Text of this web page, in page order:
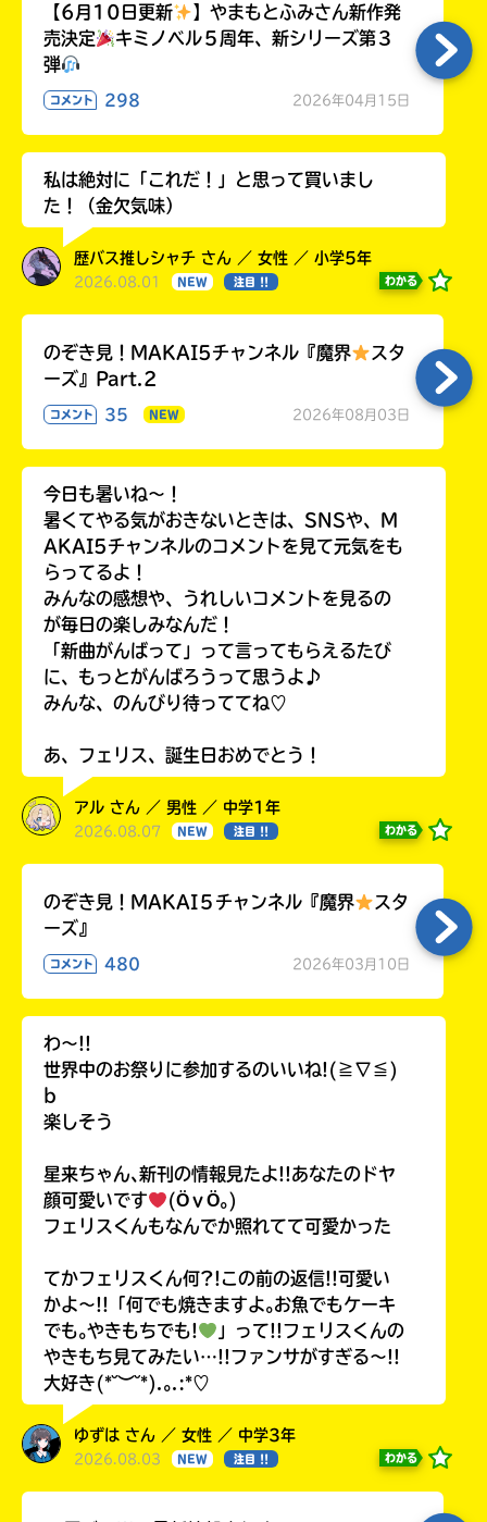
【6月10日更新
】やまもとふみさん新作発
売決定
キミノベル５周年、新シリーズ第３
弾
コメント 298 2026年04月15日
私は絶対に「これだ！」と思って買いまし
た！（金欠気味）
歴バス推しシャチ さん ／ 女性 ／ 小学5年
2026.08.01 NEW 注目 !! わかる
のぞき見！MAKAI5チャンネル『魔界
スタ
ーズ』Part.2
コメント 35 NEW 2026年08月03日
今日も暑いね〜！
暑くてやる気がおきないときは、SNSや、M
AKAI5チャンネルのコメントを見て元気をも
らってるよ！
みんなの感想や、うれしいコメントを見るの
が毎日の楽しみなんだ！
「新曲がんばって」って言ってもらえるたび
に、もっとがんばろうって思うよ♪
みんな、のんびり待っててね♡
あ、フェリス、誕生日おめでとう！
アル さん ／ 男性 ／ 中学1年
2026.08.07 NEW 注目 !! わかる
のぞき見！MAKAI５チャンネル『魔界
スタ
ーズ』
コメント 480 2026年03月10日
わ〜!!
世界中のお祭りに参加するのいいね!(≧∇≦)
b
楽しそう
星来ちゃん､新刊の情報見たよ!!あなたのドヤ
顔可愛いです
(ӦｖӦ｡)
フェリスくんもなんでか照れてて可愛かった
てかフェリスくん何?!この前の返信!!可愛い
かよ〜!!「何でも焼きますよ｡お魚でもケーキ
でも｡やきもちでも!
」って!!フェリスくんの
やきもち見てみたい…!!ファンサがすぎる〜!!
大好き(*˘︶˘*).｡.:*♡
ゆずは さん ／ 女性 ／ 中学3年
2026.08.03 NEW 注目 !! わかる